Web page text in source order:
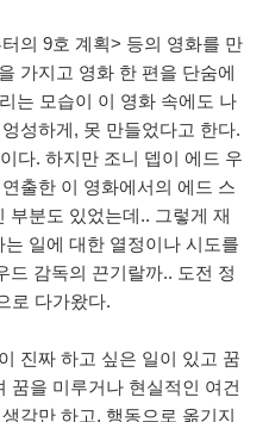
의 9호 계획> 등의 영화를 만
가지고 영화 한 편을 단숨에
는 모습이 이 영화 속에도 나
성하게, 못 만들었다고 한다.
다. 하지만 조니 뎁이 에드 우
출한 이 영화에서의 에드 스
부분도 있었는데.. 그렇게 재
일에 대한 열정이나 시도를
드 감독의 끈기랄까.. 도전 정
로 다가왔다.
진짜 하고 싶은 일이 있고 꿈
꿈을 미루거나 현실적인 여건
각만 하고, 행동으로 옮기지